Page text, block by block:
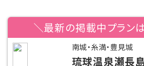
＼最新の掲載中プラン
南城・糸満・豊見城
琉球温泉瀬長